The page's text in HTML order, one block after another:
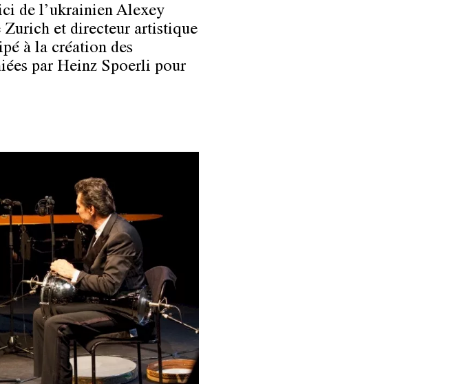
de l’ukrainien Alexey
Zurich et directeur artistique
à la création des
par Heinz Spoerli pour